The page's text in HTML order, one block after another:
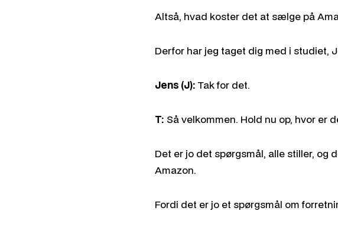
Altså, hvad koster det at sælge på
Derfor har jeg taget dig med i studiet,
Jens (J): Tak for det.
T: Så velkommen. Hold nu op, hvor er
Det er jo det spørgsmål, alle stiller, og
Amazon.
Fordi det er jo et spørgsmål om